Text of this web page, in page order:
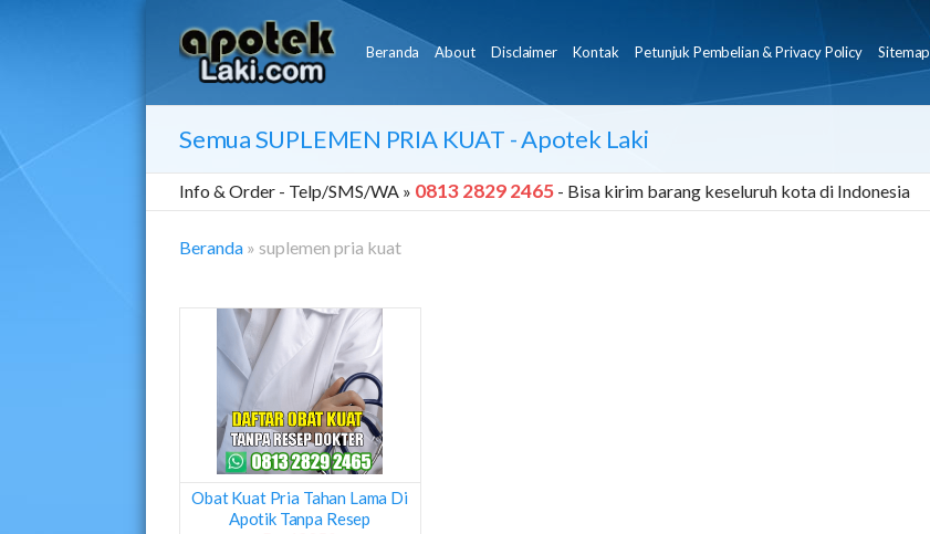
Beranda About Disclaimer Kontak Petunjuk Pembelian & Privacy Policy Sitemap
SemuaSUPLEMEN PRIA KUAT - Apotek Laki
Info & Order - Telp/SMS/WA » 0813 2829 2465 - Bisa kirim barang keseluruh kota di Indonesia
Beranda » suplemen pria kuat
Suplemen
Pria
Obat Kuat Pria Tahan Lama Di
Apotik Tanpa Resep